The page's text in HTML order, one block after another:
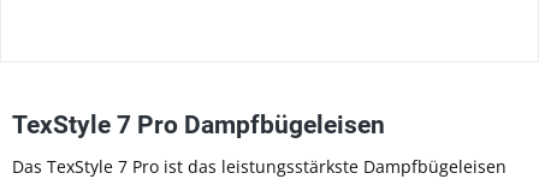
TexStyle 7 Pro Dampfbügeleisen
Das TexStyle 7 Pro ist das leistungsstärkste Dampfbügeleisen